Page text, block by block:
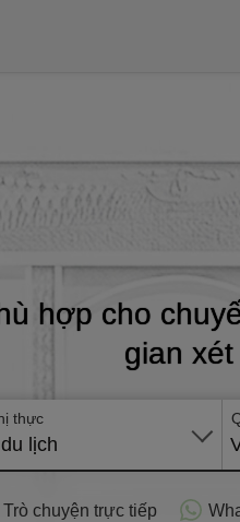
hợp cho
gian
thực
lịch
Trò chuyện trực tiếp